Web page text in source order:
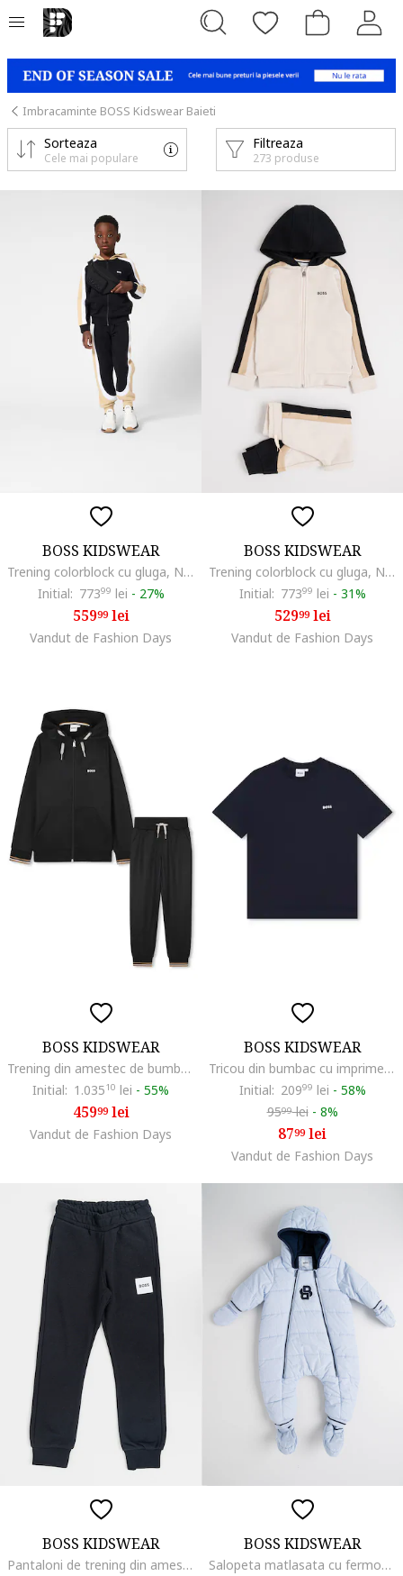
Imbracaminte BOSS Kidswear Baieti
Filtreaza
273 produse
Sorteaza
Cele mai populare
BOSS KIDSWEAR
Trening colorblock cu gluga, Negru/Bej
Initial: 77399 lei - 27%
55999lei
Vandut de Fashion Days
BOSS KIDSWEAR
Trening colorblock cu gluga, Negru/Bej deschis
Initial: 77399 lei - 31%
52999lei
Vandut de Fashion Days
BOSS KIDSWEAR
Trening din amestec de bumbac cu fermoar, Negru
Initial: 1.03510 lei - 55%
45999lei
Vandut de Fashion Days
BOSS KIDSWEAR
Tricou din bumbac cu imprimeu logo discret, Bleumarin
Initial: 20999 lei - 58%
9599lei - 8%
8799lei
Vandut de Fashion Days
BOSS KIDSWEAR
Pantaloni de trening din amestec de bumbac cu aplicatie logo, Negru
BOSS KIDSWEAR
Salopeta matlasata cu fermoar, Albastru glaciar